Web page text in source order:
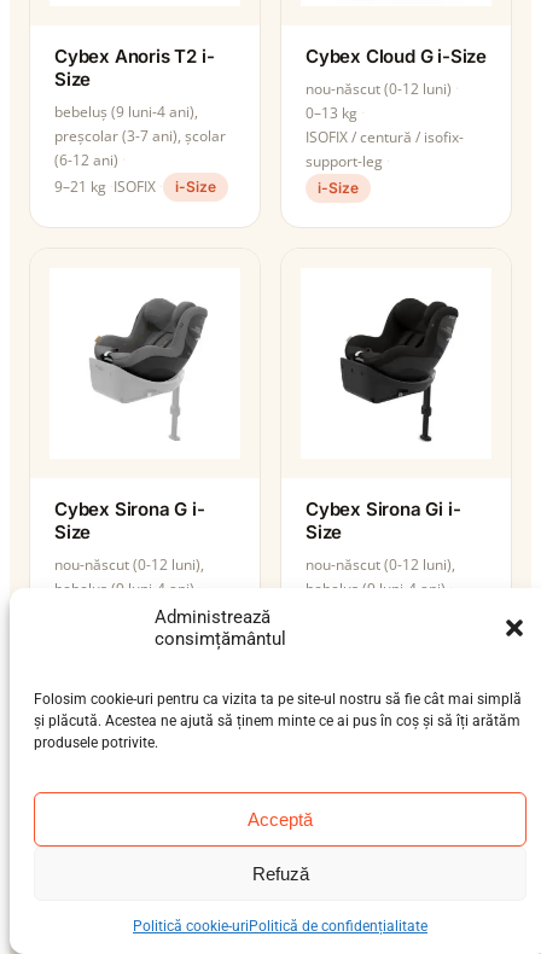
Administrează
consimțământul
Folosim cookie-uri pentru ca vizita ta pe site-ul nostru să fie cât mai simplă
și plăcută. Acestea ne ajută să ținem minte ce ai pus în coș și să îți arătăm
produsele potrivite.
Acceptă
Refuză
Politică cookie-uri Politică de confidențialitate
Cybex Anoris T2 i-
Size
bebeluș (9 luni-4 ani),
preșcolar (3-7 ani), școlar
(6-12 ani)
9–21 kg ISOFIX i-Size
Cybex Cloud G i-Size
nou-născut (0-12 luni)
0–13 kg
ISOFIX / centură / isofix-
support-leg
i-Size
Cybex Sirona G i-
Size
nou-născut (0-12 luni),
bebeluș (9 luni-4 ani)
ISOFIX / isofix-support-leg
Cybex Sirona Gi i-
Size
nou-născut (0-12 luni),
bebeluș (9 luni-4 ani)